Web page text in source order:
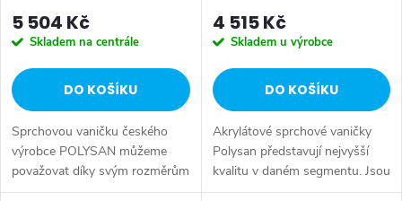
5 504 Kč
Skladem na centrále
DO KOŠÍKU
Sprchovou vaničku českého
výrobce POLYSAN můžeme
považovat díky svým rozměrům
jak za mělkou vanu, tak i
4 515 Kč
Skladem u výrobce
DO KOŠÍKU
Akrylátové sprchové vaničky
Polysan představují nejvyšší
kvalitu v daném segmentu. Jsou
vyráběny z litého akrylátu